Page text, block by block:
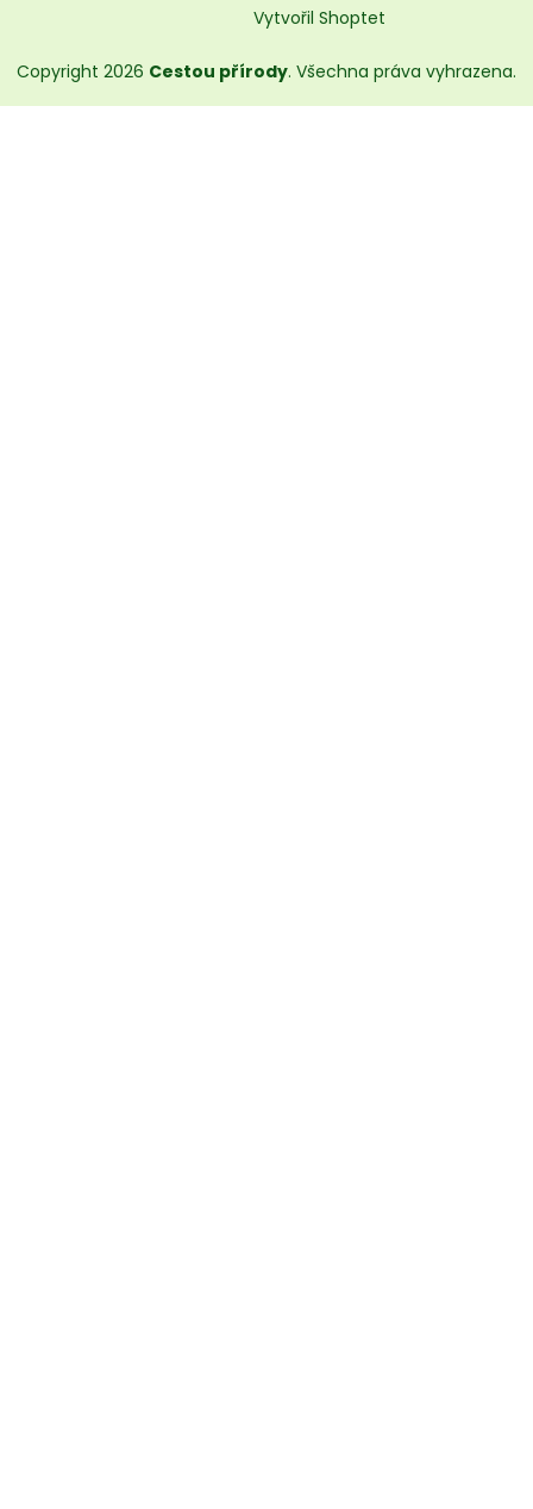
Vytvořil Shoptet
Copyright 2026 Cestou přírody. Všechna práva vyhrazena.